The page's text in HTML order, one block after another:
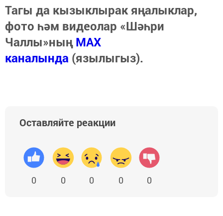
Тагы да кызыклырак яңалыклар,
фото һәм видеолар «Шәһри
Чаллы»ныңMAX
каналында (язылыгыз).
Оставляйте реакции
0 0 0 0 0